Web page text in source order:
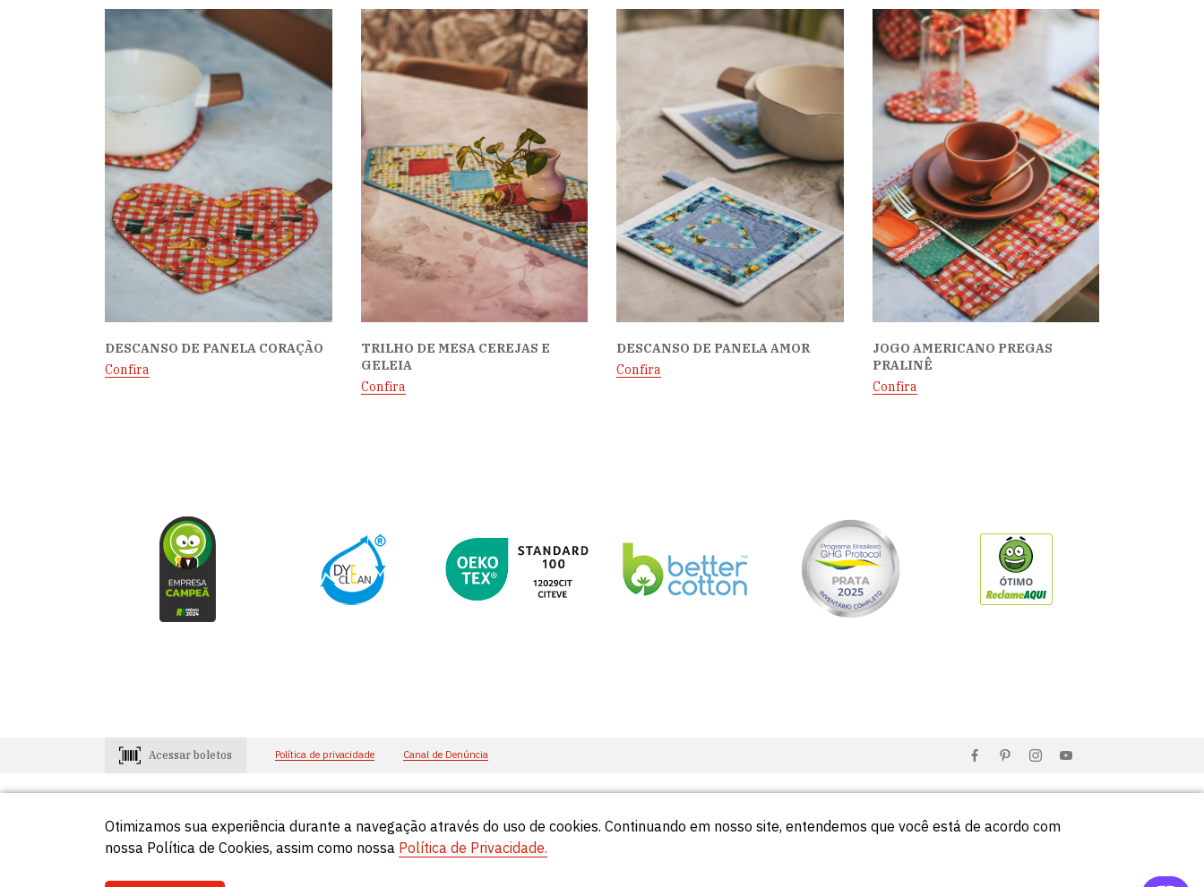
DESCANSO DE PANELA CORAÇÃO
Confira
TRILHO DE MESA CEREJAS E
GELEIA
Confira
DESCANSO DE PANELA AMOR
Confira
JOGO AMERICANO PREGAS
PRALINÊ
Confira
Acessar boletos Política de privacidade Canal de Denúncia
Consumidores
0800-648-2966
Lojistas
0800-648-2955 © Círculo 2026 - Todos os direitos reservados.
Otimizamos sua experiência durante a navegação através do uso de cookies. Continuando em nosso site, entendemos que você está de acordo com
nossa Política de Cookies, assim como nossa Política de Privacidade.